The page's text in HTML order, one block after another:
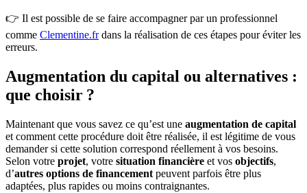
👉 Il est possible de se faire accompagner par un professionnel
comme Clementine.frdans la réalisation de ces étapes pour éviter les
erreurs.
Augmentation du capital ou alternatives :
que choisir ?
Maintenant que vous savez ce qu’est une augmentation de capital
et comment cette procédure doit être réalisée, il est légitime de vous
demander si cette solution correspond réellement à vos besoins.
Selon votre projet, votre situation financière et vos objectifs,
d’autres options de financement peuvent parfois être plus
adaptées, plus rapides ou moins contraignantes.